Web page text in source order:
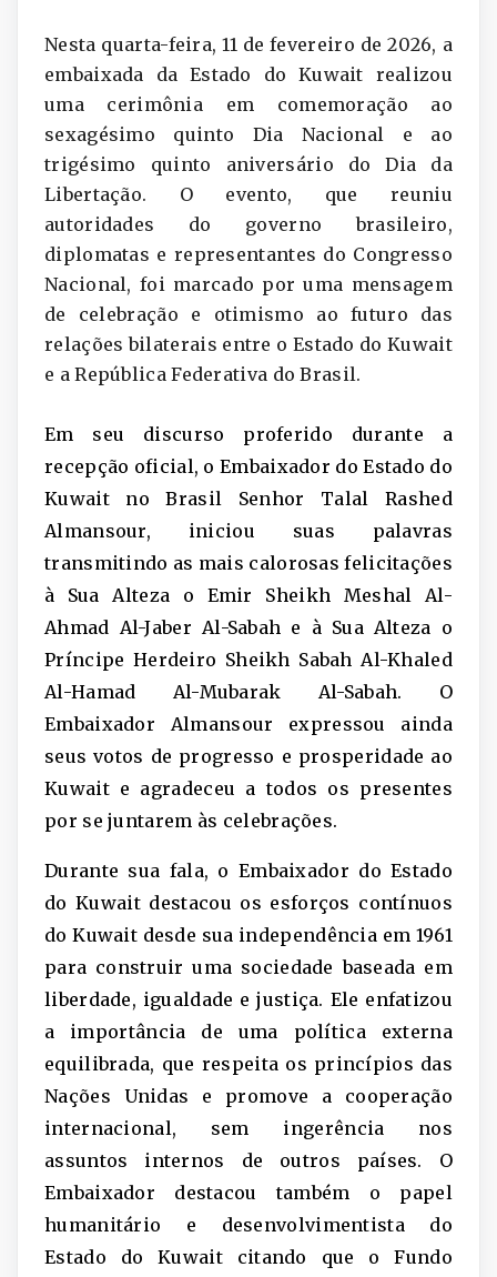
Nesta quarta-feira, 11 de fevereiro de 2026, a
embaixada da Estado do Kuwait realizou
uma cerimônia em comemoração ao
sexagésimo quinto Dia Nacional e ao
trigésimo quinto aniversário do Dia da
Libertação. O evento, que reuniu
autoridades do governo brasileiro,
diplomatas e representantes do Congresso
Nacional, foi marcado por uma mensagem
de celebração e otimismo ao futuro das
relações bilaterais entre o Estado do Kuwait
e a República Federativa do Brasil.
Em seu discurso proferido durante a
recepção oficial, o Embaixador do Estado do
Kuwait no Brasil Senhor Talal Rashed
Almansour, iniciou suas palavras
transmitindo as mais calorosas felicitações
à Sua Alteza o Emir Sheikh Meshal Al-
Ahmad Al-Jaber Al-Sabah e à Sua Alteza o
Príncipe Herdeiro Sheikh Sabah Al-Khaled
Al-Hamad Al-Mubarak Al-Sabah. O
Embaixador Almansour expressou ainda
seus votos de progresso e prosperidade ao
Kuwait e agradeceu a todos os presentes
por se juntarem às celebrações.
Durante sua fala, o Embaixador do Estado
do Kuwait destacou os esforços contínuos
do Kuwait desde sua independência em 1961
para construir uma sociedade baseada em
liberdade, igualdade e justiça. Ele enfatizou
a importância de uma política externa
equilibrada, que respeita os princípios das
Nações Unidas e promove a cooperação
internacional, sem ingerência nos
assuntos internos de outros países. O
Embaixador destacou também o papel
humanitário e desenvolvimentista do
Estado do Kuwait citando que o Fundo